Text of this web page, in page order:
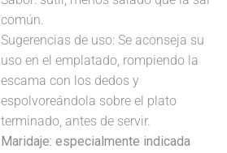
común.
Sugerencias de uso: Se aconseja su
uso en el emplatado, rompiendo la
escama con los dedos y
espolvoreándola sobre el plato
terminado, antes de servir.
Maridaje: especialmente indicada